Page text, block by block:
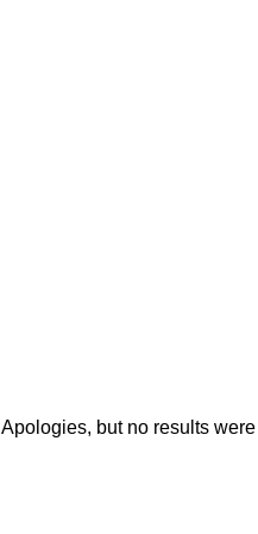
Apologies, but no results